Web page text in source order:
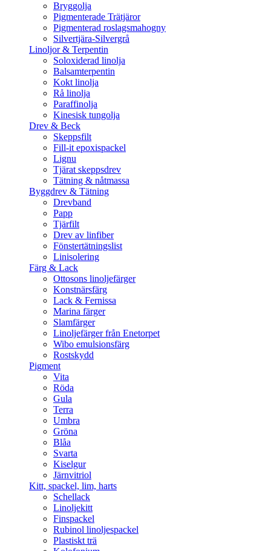
Bryggolja
Pigmenterade Trätjäror
Pigmenterad roslagsmahogny
Silvertjära-Silvergrå
Linoljor & Terpentin
Soloxiderad linolja
Balsamterpentin
Kokt linolja
Rå linolja
Paraffinolja
Kinesisk tungolja
Drev & Beck
Skeppsfilt
Fill-it epoxispackel
Lignu
Tjärat skeppsdrev
Tätning & nåtmassa
Byggdrev & Tätning
Drevband
Papp
Tjärfilt
Drev av linfiber
Fönstertätningslist
Linisolering
Färg & Lack
Ottosons linoljefärger
Konstnärsfärg
Lack & Fernissa
Marina färger
Slamfärger
Linoljefärger från Enetorpet
Wibo emulsionsfärg
Rostskydd
Pigment
Vita
Röda
Gula
Terra
Umbra
Gröna
Blåa
Svarta
Kiselgur
Järnvitriol
Kitt, spackel, lim, harts
Schellack
Linoljekitt
Finspackel
Rubinol linoljespackel
Plastiskt trä